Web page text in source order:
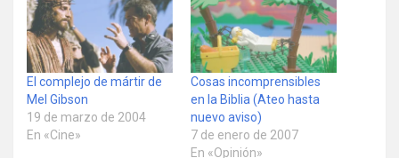
El complejo de mártir de
Mel Gibson
19 de marzo de 2004
En «Cine»
Cosas incomprensibles
en la Biblia (Ateo hasta
nuevo aviso)
7 de enero de 2007
En «Opinión»